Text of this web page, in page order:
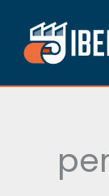
contenido
por: